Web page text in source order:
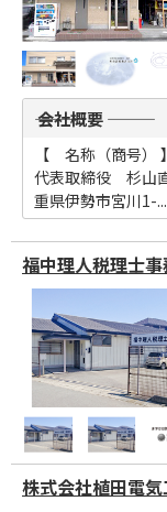
――― 会社概要 ―――
【 名称（商号
代表取締役 杉
重県伊勢市宮川1-...
福中理人税理士
株式会社植田電